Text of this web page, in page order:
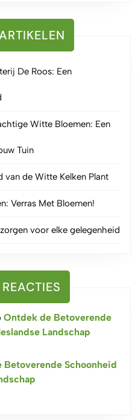
De Roos: Een
Witte Bloemen: Een
Tuin
van de Witte Kelken Plant
Verras Met Bloemen!
voor elke gelegenheid
Ontdek de Betoverende
Landschap
Betoverende Schoonheid